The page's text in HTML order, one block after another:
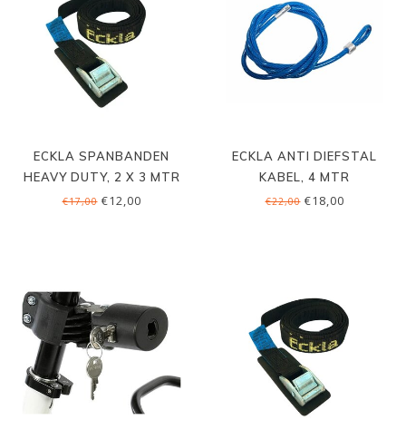
ECKLA SPANBANDEN
HEAVY DUTY, 2 X 3 MTR
€17,00€12,00
ECKLA ANTI DIEFSTAL
KABEL, 4 MTR
€22,00€18,00